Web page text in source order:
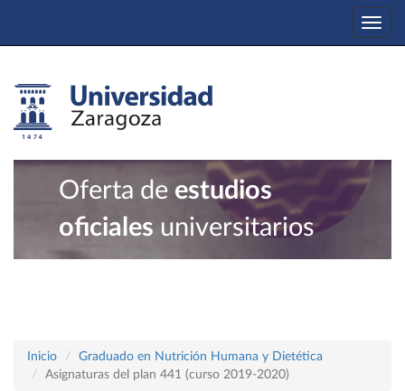
Oferta de estudios
oficiales universitarios
Inicio
Graduado en Nutrición Humana y Dietética
Asignaturas del plan 441 (curso 2019-2020)